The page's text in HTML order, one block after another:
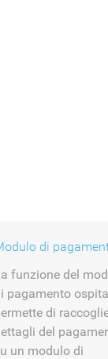
funzione del
pagamento
di
del
un modulo di